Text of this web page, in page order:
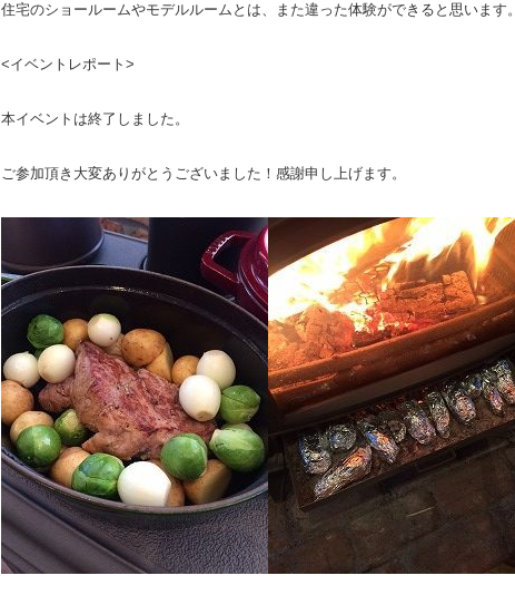
住宅のショールームやモデルルームとは、また違った体験ができると思います。
<イベントレポート>
本イベントは終了しました。
ご参加頂き大変ありがとうございました！感謝申し上げます。